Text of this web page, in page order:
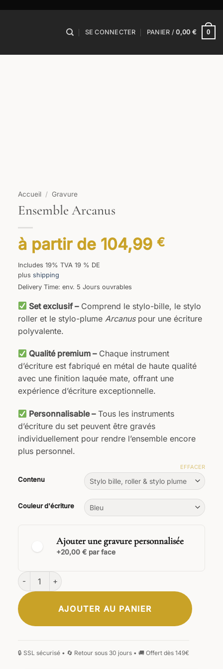
SE CONNECTER PANIER /0,00 € 0
Accueil / Gravure
Ensemble Arcanus
à partir de 104,99 €
Includes 19% TVA 19 % DE
plus shipping
Delivery Time: env. 5 Jours ouvrables
Set exclusif –Comprend le stylo-bille, le stylo
roller et le stylo-plume Arcanuspour une écriture
polyvalente.
Qualité premium –Chaque instrument
d’écriture est fabriqué en métal de haute qualité
avec une finition laquée mate, offrant une
expérience d’écriture exceptionnelle.
Personnalisable –Tous les instruments
d’écriture du set peuvent être gravés
individuellement pour rendre l’ensemble encore
plus personnel.
Contenu
Couleur d'écriture
EFFACER
Ajouter une gravure personnalisée
+20,00 € par face
ÉLÉGANTE SIGNATURE
quantité de Ensemble Arcanus
AJOUTER AU PANIER